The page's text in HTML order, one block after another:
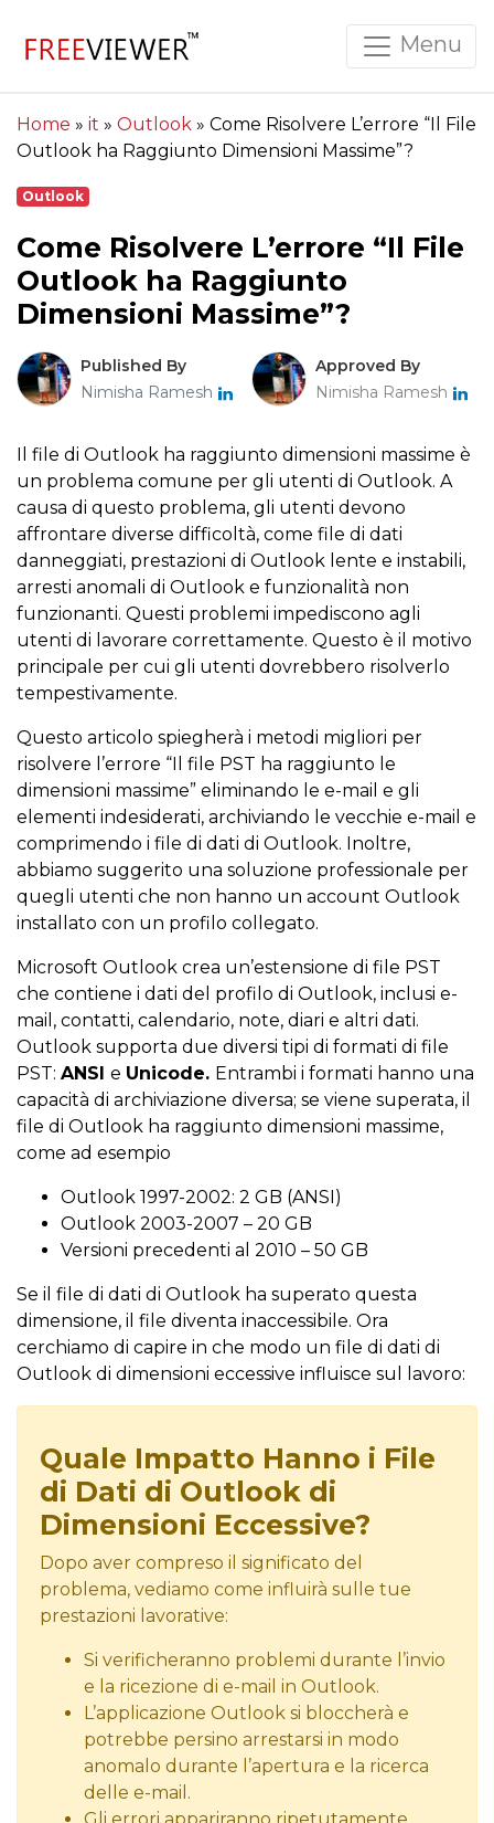
Menu
Home » it » Outlook » Come Risolvere L’errore “Il File
Outlook ha Raggiunto Dimensioni Massime”?
Outlook
Come Risolvere L’errore “Il File
Outlook ha Raggiunto
Dimensioni Massime”?
Published By
Nimisha Ramesh
Approved By
Nimisha Ramesh
Il file di Outlook ha raggiunto dimensioni massime è
un problema comune per gli utenti di Outlook. A
causa di questo problema, gli utenti devono
affrontare diverse difficoltà, come file di dati
danneggiati, prestazioni di Outlook lente e instabili,
arresti anomali di Outlook e funzionalità non
funzionanti. Questi problemi impediscono agli
utenti di lavorare correttamente. Questo è il motivo
principale per cui gli utenti dovrebbero risolverlo
tempestivamente.
Questo articolo spiegherà i metodi migliori per
risolvere l’errore “Il file PST ha raggiunto le
dimensioni massime” eliminando le e-mail e gli
elementi indesiderati, archiviando le vecchie e-mail e
comprimendo i file di dati di Outlook. Inoltre,
abbiamo suggerito una soluzione professionale per
quegli utenti che non hanno un account Outlook
installato con un profilo collegato.
Microsoft Outlook crea un’estensione di file PST
che contiene i dati del profilo di Outlook, inclusi e-
mail, contatti, calendario, note, diari e altri dati.
Outlook supporta due diversi tipi di formati di file
PST: ANSI e Unicode. Entrambi i formati hanno una
capacità di archiviazione diversa; se viene superata, il
file di Outlook ha raggiunto dimensioni massime,
come ad esempio
Outlook 1997-2002: 2 GB (ANSI)
Outlook 2003-2007 – 20 GB
Versioni precedenti al 2010 – 50 GB
Se il file di dati di Outlook ha superato questa
dimensione, il file diventa inaccessibile. Ora
cerchiamo di capire in che modo un file di dati di
Outlook di dimensioni eccessive influisce sul lavoro:
Quale Impatto Hanno i File
di Dati di Outlook di
Dimensioni Eccessive?
Dopo aver compreso il significato del
problema, vediamo come influirà sulle tue
prestazioni lavorative:
Si verificheranno problemi durante l’invio
e la ricezione di e-mail in Outlook.
L’applicazione Outlook si bloccherà e
potrebbe persino arrestarsi in modo
anomalo durante l’apertura e la ricerca
delle e-mail.